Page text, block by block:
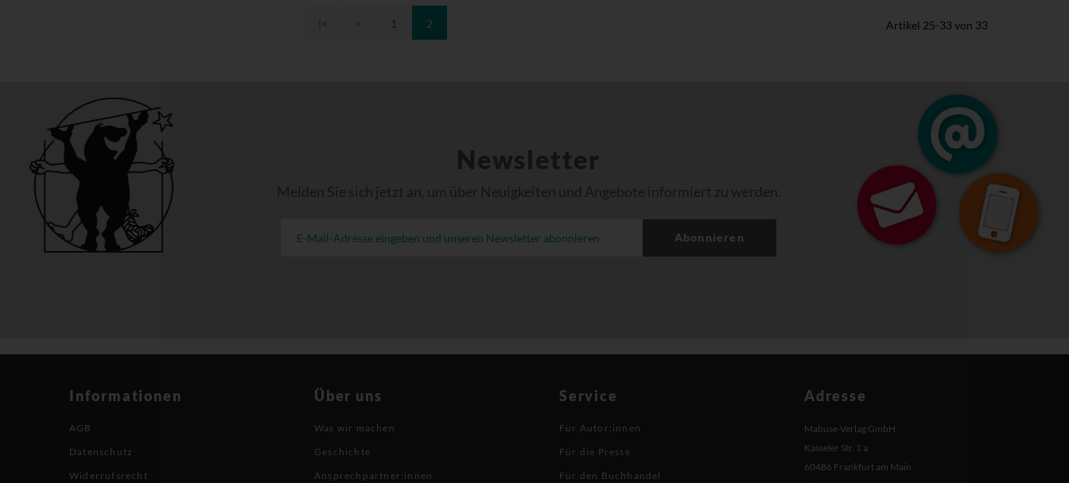
Artikel 25-33 von 33
|< < 1 2
Newsletter
Melden Sie sich jetzt an, um über Neuigkeiten und Angebote informiert zu werden.
Abonnieren
Informationen
AGB
Datenschutz
Widerrufsrecht
Über uns
Was wir machen
Geschichte
Ansprechpartner:innen
Service
Für Autor:innen
Für die Presse
Für den Buchhandel
Adresse
Mabuse-Verlag GmbH
Kasseler Str. 1 a
60486 Frankfurt am Main